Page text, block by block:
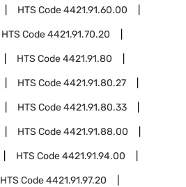
HTS Code4421.91.60.00
HTS Code4421.91.70.20
HTS Code4421.91.80
HTS Code4421.91.80.27
HTS Code4421.91.80.33
HTS Code4421.91.88.00
HTS Code4421.91.94.00
HTS Code4421.91.97.20